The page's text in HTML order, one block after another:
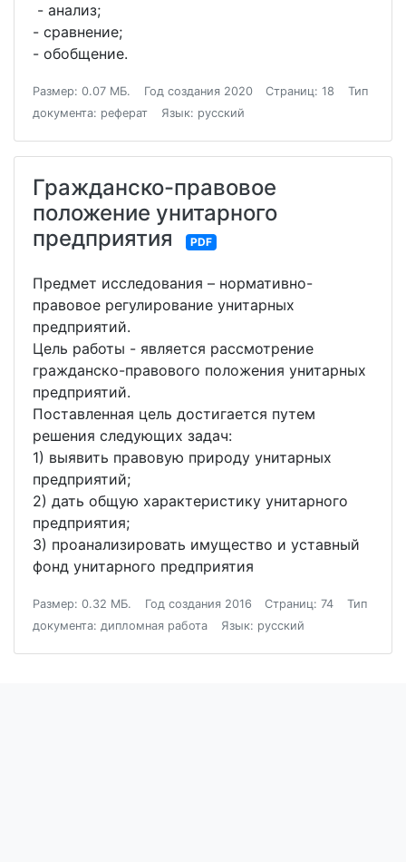
- анализ;
- сравнение;
- обобщение.
Размер: 0.07 МБ. Год создания 2020 Страниц: 18
Тип
документа: реферат
Язык: русский
Гражданско-правовое
положение унитарного
предприятия
PDF
Предмет исследования – нормативно-
правовое регулирование унитарных
предприятий.
Цель работы - является рассмотрение
гражданско-правового положения унитарных
предприятий.
Поставленная цель достигается путем
решения следующих задач:
1) выявить правовую природу унитарных
предприятий;
2) дать общую характеристику унитарного
предприятия;
3) проанализировать имущество и уставный
фонд унитарного предприятия
Размер: 0.32 МБ. Год создания 2016 Страниц: 74
Тип
документа: дипломная работа
Язык: русский